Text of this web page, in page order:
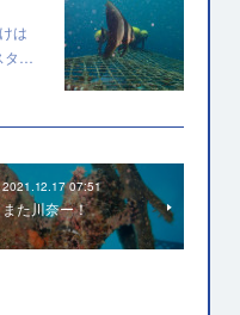
は
タ…
2021.12.17 07:51
また川奈ー！